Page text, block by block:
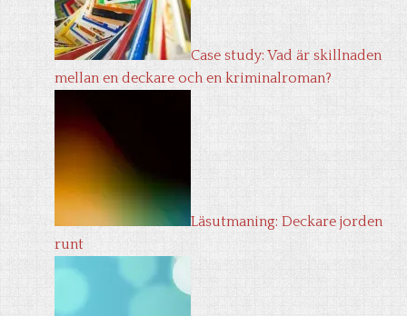
Case study: Vad är skillnaden
mellan en deckare och en kriminalroman?
Läsutmaning: Deckare jorden
runt